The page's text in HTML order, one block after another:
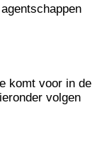
komt voor in de
volgen